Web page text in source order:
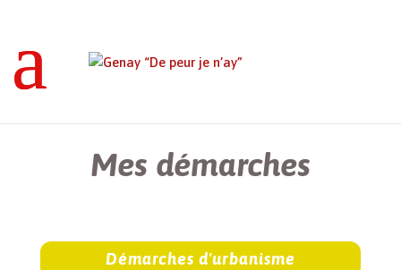
Mes démarches
Démarches d'urbanisme